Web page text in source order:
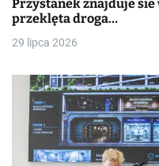
Przystanek znajduje
przeklęta droga…
29 lipca 2026